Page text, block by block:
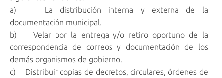
a) La distribución interna y externa de la
documentación municipal.
b) Velar por la entrega y/o retiro oportuno de la
correspondencia de correos y documentación de los
demás organismos de gobierno.
c) Distribuir copias de decretos, circulares, órdenes de